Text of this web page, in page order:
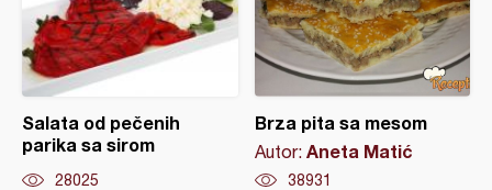
Salata od pečenih
parika sa sirom
28025
Brza pita sa mesom
Autor: Aneta Matić
38931